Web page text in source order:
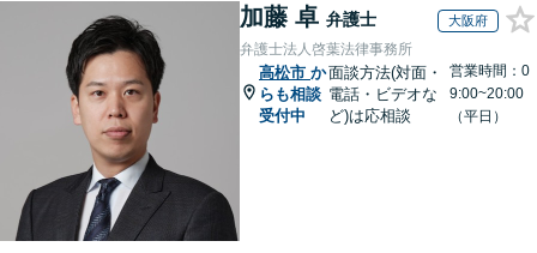
加藤 卓 弁護士 大阪府
弁護士法人啓葉法律事務所
高松市 か
らも相談
受付中
面談方法(対面・
電話・ビデオな
ど)は応相談
営業時間：0
9:00~20:00
（平日）